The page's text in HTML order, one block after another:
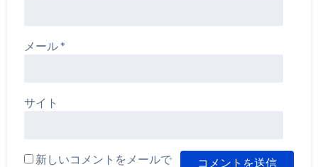
メール*
サイト
新しいコメントをメールで